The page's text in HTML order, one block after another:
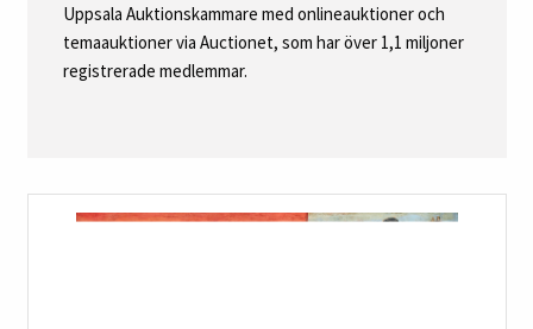
Uppsala Auktionskammare med onlineauktioner och
temaauktioner via Auctionet, som har över 1,1 miljoner
registrerade medlemmar.